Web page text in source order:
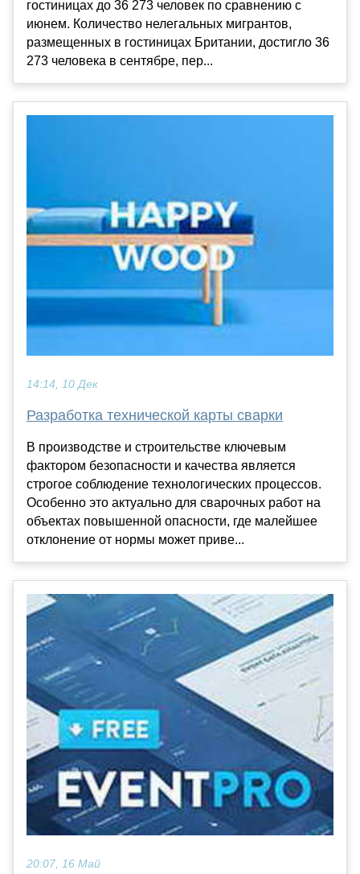
гостиницах до 36 273 человек по сравнению с
июнем. Количество нелегальных мигрантов,
размещенных в гостиницах Британии, достигло 36
273 человека в сентябре, пер...
14:14, 10 Дек
Разработка технической карты сварки
В производстве и строительстве ключевым
фактором безопасности и качества является
строгое соблюдение технологических процессов.
Особенно это актуально для сварочных работ на
объектах повышенной опасности, где малейшее
отклонение от нормы может приве...
20:07, 16 Май